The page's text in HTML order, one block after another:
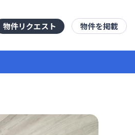
物件リクエスト 物件を掲載